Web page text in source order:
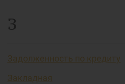
З
Задолженность по кредиту
Закладная